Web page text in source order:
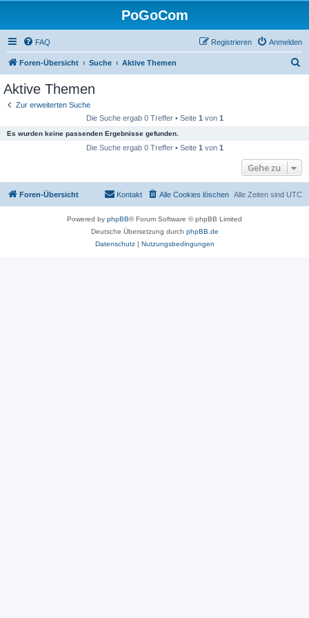
PoGoCom
FAQ Anmelden
Registrieren
Foren-Übersicht Suche Aktive Themen
Aktive Themen
Zur erweiterten Suche
Die Suche ergab 0 Treffer • Seite 1 von 1
Es wurden keine passenden Ergebnisse gefunden.
Die Suche ergab 0 Treffer • Seite 1 von 1
Gehe zu
Foren-Übersicht Alle Zeiten sind UTC
Alle Cookies löschen
Kontakt
Powered by phpBB® Forum Software © phpBB Limited
Deutsche Übersetzung durch phpBB.de
Datenschutz| Nutzungsbedingungen